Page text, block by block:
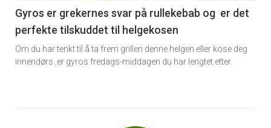
6
Gyros er grekernes svar på rullekebab og er det
perfekte tilskuddet til helgekosen
Om du har tenkt til å ta frem grillen denne helgen eller kose deg
innendørs ,er gyros fredags-middagen du har lengtet etter.